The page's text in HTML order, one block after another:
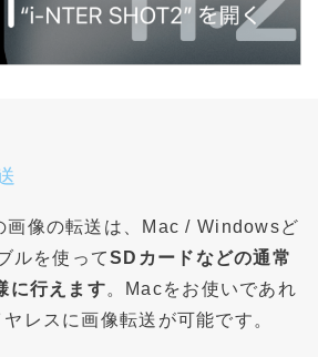
画像の転送は、Mac / Windowsど
ルを使ってSDカードなどの通常
に行えます。Macをお使いであれ
レスに画像転送が可能です。